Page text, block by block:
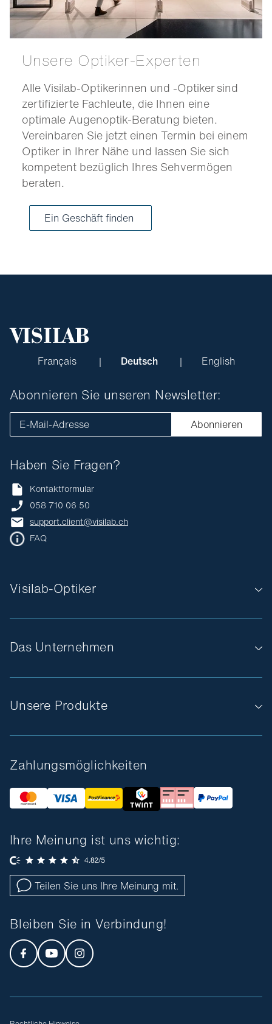
Unsere Optiker-Experten
Alle Visilab-Optikerinnen und -Optiker sind
zertifizierte Fachleute, die Ihnen eine
optimale Augenoptik-Beratung bieten.
Vereinbaren Sie jetzt einen Termin bei einem
Optiker in Ihrer Nähe und lassen Sie sich
kompetent bezüglich Ihres Sehvermögen
beraten.
Ein Geschäft finden
Français Deutsch English
Das Unternehmen
Unsere Produkte
Visilab-Optiker
Haben Sie Fragen?
Kontaktformular
058 710 06 50
support.client@visilab.ch
FAQ
Abonnieren Sie unseren Newsletter:
E-Mail-Adresse Abonnieren
Zahlungsmöglichkeiten
Ihre Meinung ist uns wichtig:
Teilen Sie uns Ihre Meinung mit.
Bleiben Sie in Verbindung!